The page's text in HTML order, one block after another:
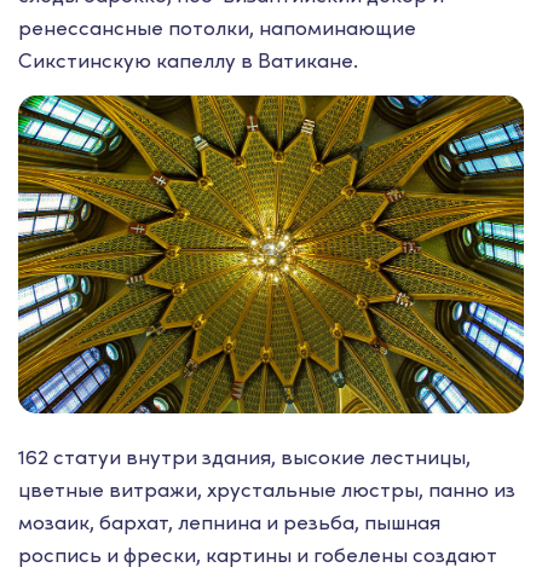
ренессансные потолки, напоминающие
Сикстинскую капеллу в Ватикане.
162 статуи внутри здания, высокие лестницы,
цветные витражи, хрустальные люстры, панно из
мозаик, бархат, лепнина и резьба, пышная
роспись и фрески, картины и гобелены создают